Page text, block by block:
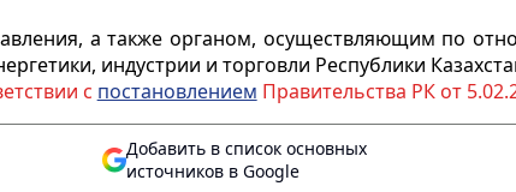
а также органом, осуществляющим по
индустрии и торговли Республики
с постановлением Правительства РК от
Добавить в список основных
источников в Google